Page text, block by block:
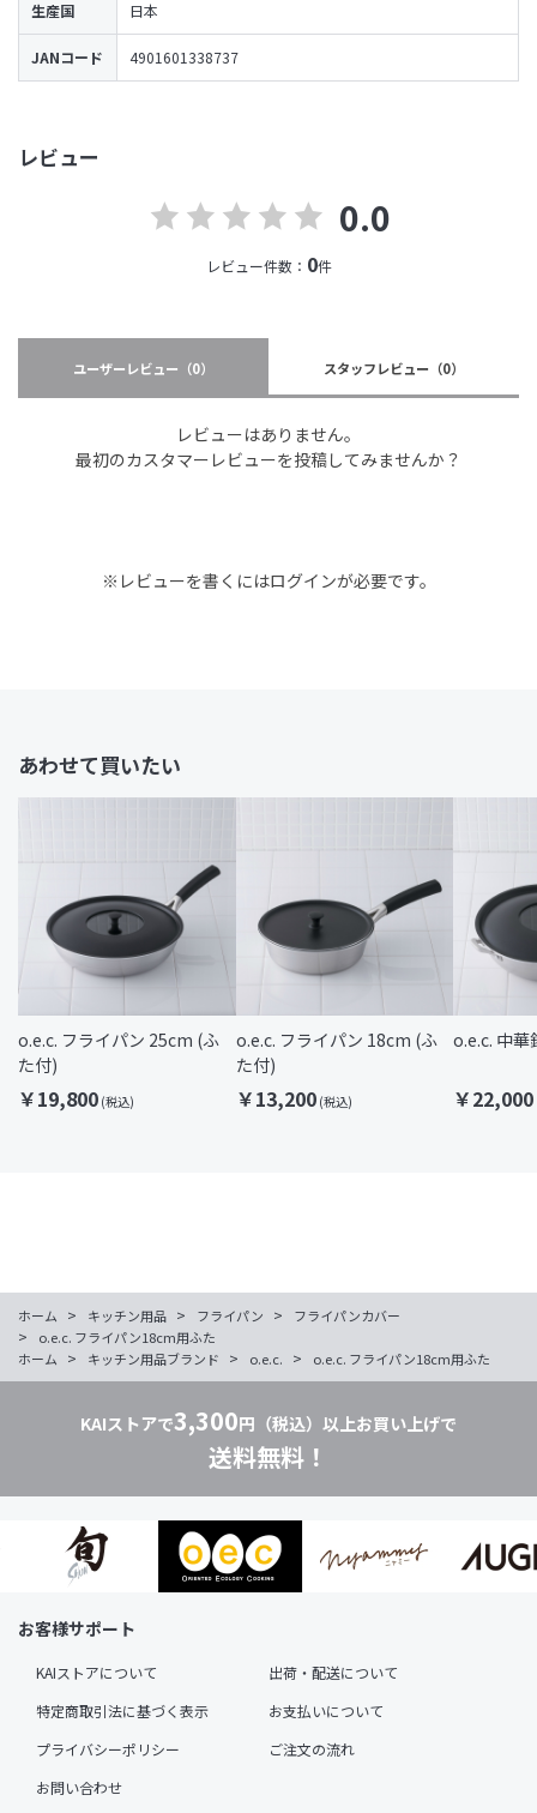
あわせて買いたい
o.e.c. フライパン 25cm (ふ
た付)
￥19,800
o.e.c. フライパン 18cm (ふ
た付)
￥13,200
o.e.c. 中
￥22,000
レビュー
0.0
レビュー件数： 0件
ユーザーレビュー （0） スタッフレビュー （0）
レビューはありません。
最初のカスタマーレビューを投稿してみませんか？
※レビューを書くにはログインが必要です。
生産国 日本
JANコード 4901601338737
ホーム > キッチン用品 > フライパン > フライパンカバー
>
o.e.c. フライパン18cm用ふた
ホーム
> キッチン用品ブランド > o.e.c. > o.e.c. フライパン18cm用ふた
KAIストアで3,300円（税込）以上お買い上げで
送料無料！
お客様サポート
KAIストアについて
出荷・配送について
特定商取引法に基づく表示
お支払いについて
プライバシーポリシー
ご注文の流れ
お問い合わせ